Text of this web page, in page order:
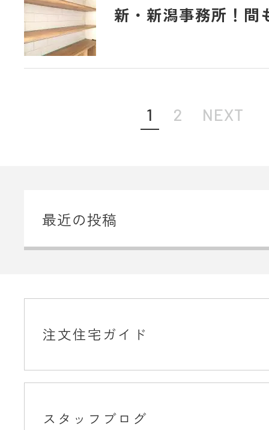
新・新潟事務所！間
1 2 NEXT
最近の投稿
注文住宅ガイド
スタッフブログ